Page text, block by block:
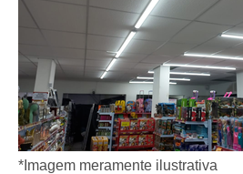
*Imagem meramente ilustrativa